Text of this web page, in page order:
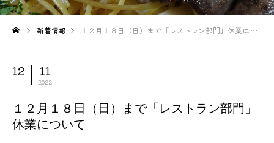
新着情報 １２月１８日（日）まで「レストラン部門」休業について
12 11
2022
１２月１８日（日）まで「レストラン部門」
休業について